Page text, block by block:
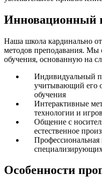
Инновационный
Наша школа кардинально
методов преподавания. Мы
обучения, основанную на
Индивидуальный
учитывающий его
обучения
Интерактивные
технологии и
Общение с
естественное
Профессиональная
Особенности